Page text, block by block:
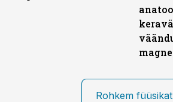
Rohkem füüsikat